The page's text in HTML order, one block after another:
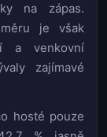
na zápas.
je však
a venkovní
zajímavé
hosté pouze